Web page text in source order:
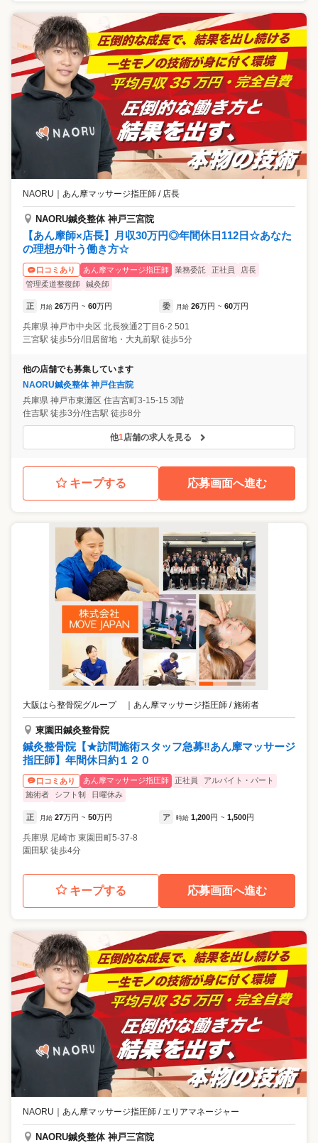
NAORU あん摩マッサージ指圧師 / 店長
NAORU鍼灸整体 神戸三宮院
【あん摩師×店長】月収30万円◎年間休日112日☆あなた
の理想が叶う働き方☆
口コミあり あん摩マッサージ指圧師 業務委託 正社員
店長
管理柔道整復師
鍼灸師
正 月給 26万円 ~ 60万円 委 月給 26万円 ~ 60万円
兵庫県 神戸市中央区 北長狭通2丁目6-2 501
三宮駅 徒歩5分/旧居留地・大丸前駅 徒歩5分
他の店舗でも募集しています
NAORU鍼灸整体 神戸住吉院
兵庫県 神戸市東灘区 住吉宮町3-15-15 3階
住吉駅 徒歩3分/住吉駅 徒歩8分
他1店舗の求人を見る
キープする 応募画面へ進む
大阪はら整骨院グループ ｜ あん摩マッサージ指圧師 / 施術者
東園田鍼灸整骨院
鍼灸整骨院【★訪問施術スタッフ急募‼あん摩マッサージ
指圧師】年間休日約１２０
口コミあり あん摩マッサージ指圧師 正社員
アルバイト・パート
施術者
シフト制 日曜休み
正 月給 27万円 ~ 50万円 ア 時給 1,200円 ~ 1,500円
兵庫県 尼崎市 東園田町5-37-8
園田駅 徒歩4分
キープする 応募画面へ進む
NAORU ｜ あん摩マッサージ指圧師 / エリアマネージャー
NAORU鍼灸整体 神戸三宮院